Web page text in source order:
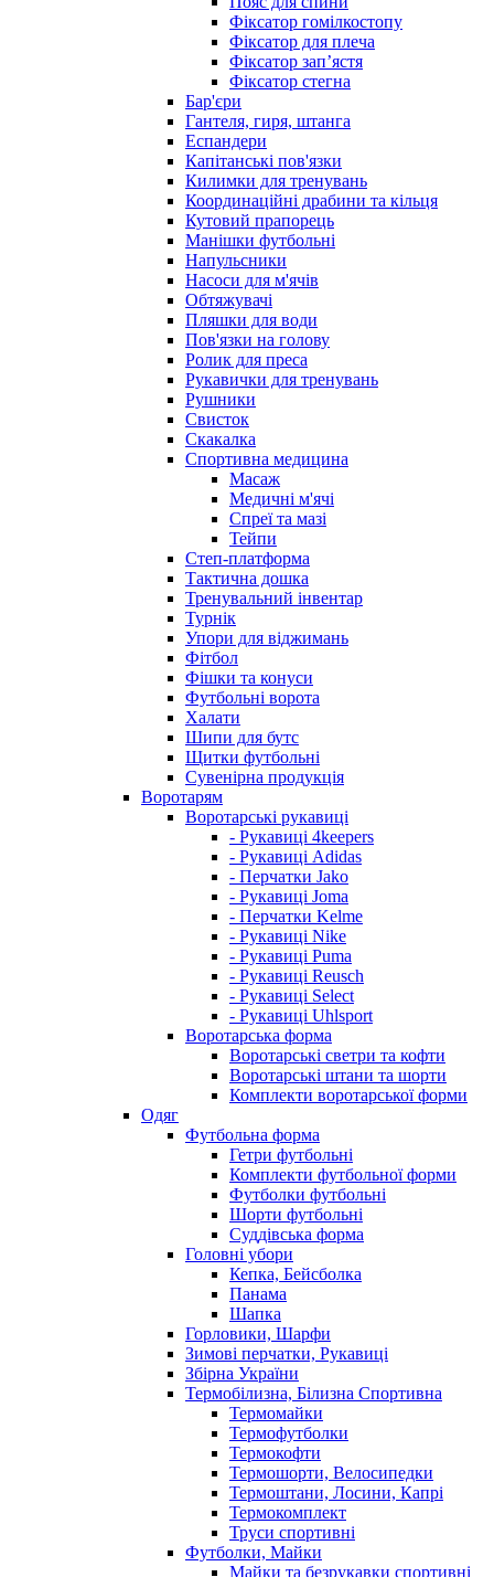
Фіксатор гомілкостопу
Фіксатор для плеча
Фіксатор запʼястя
Фіксатор стегна
Бар'єри
Гантеля, гиря, штанга
Еспандери
Капітанські пов'язки
Килимки для тренувань
Координаційні драбини та кільця
Кутовий прапорець
Манішки футбольні
Напульсники
Насоси для м'ячів
Обтяжувачі
Пляшки для води
Пов'язки на голову
Ролик для преса
Рукавички для тренувань
Рушники
Свисток
Скакалка
Спортивна медицина
Масаж
Медичні м'ячі
Спреї та мазі
Тейпи
Степ-платформа
Тактична дошка
Тренувальний інвентар
Турнік
Упори для віджимань
Фітбол
Фішки та конуси
Футбольні ворота
Халати
Шипи для бутс
Щитки футбольні
Сувенірна продукція
Воротарям
Воротарські рукавиці
- Рукавиці 4keepers
- Рукавиці Adidas
- Перчатки Jako
- Рукавиці Joma
- Перчатки Kelme
- Рукавиці Nike
- Рукавиці Puma
- Рукавиці Reusch
- Рукавиці Select
- Рукавиці Uhlsport
Воротарська форма
Воротарські светри та кофти
Воротарські штани та шорти
Комплекти воротарської форми
Одяг
Футбольна форма
Гетри футбольні
Комплекти футбольної форми
Футболки футбольні
Шорти футбольні
Суддівська форма
Головні убори
Кепка, Бейсболка
Панама
Шапка
Горловики, Шарфи
Зимові перчатки, Рукавиці
Збірна України
Термобілизна, Білизна Спортивна
Термомайки
Термофутболки
Термокофти
Термошорти, Велосипедки
Термоштани, Лосини, Капрі
Термокомплект
Труси спортивні
Футболки, Майки
Майки та безрукавки спортивні